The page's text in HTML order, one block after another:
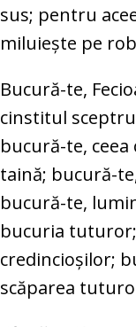
sus; pentru
miluieşte pe
Bucură-te,
cinstitul
bucură-te, ceea
taină; bucură-
bucură-te,
bucuria
credincioşilor;
scăparea